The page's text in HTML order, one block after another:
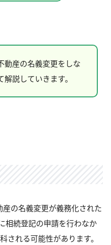
動産の名義変更をしな
説していきます。
の名義変更が義務化された
相続登記の申請を行わなか
される可能性があります。